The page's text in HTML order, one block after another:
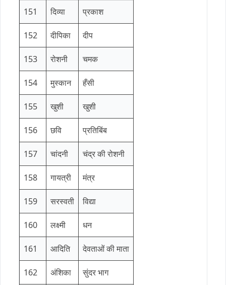
151 दिव्या प्रकाश
152 दीपिका दीप
153 रोशनी चमक
154 मुस्कान हँसी
155 खुशी खुशी
156 छवि प्रतिबिंब
157 चांदनी चंद्र की रोशनी
158 गायत्री मंत्र
159 सरस्वती विद्या
160 लक्ष्मी धन
161 आदिति देवताओं की माता
162 अंशिका सुंदर भाग